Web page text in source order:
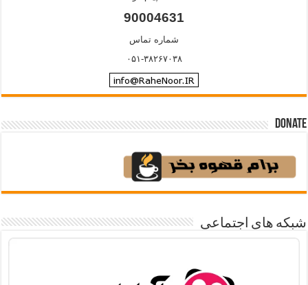
90004631
شماره تماس
۰۵۱-۳۸۲۶۷۰۳۸
Donate
شبکه های اجتماعی